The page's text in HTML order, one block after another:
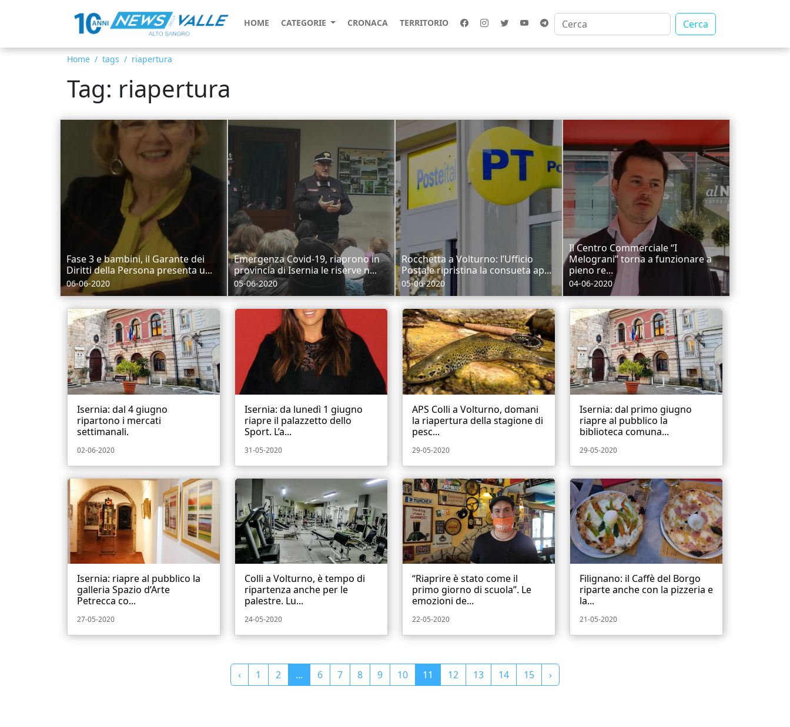
HOME CATEGORIE CRONACA TERRITORIO Cerca
Home tags riapertura
Tag: riapertura
Fase 3 e bambini, il Garante dei
Diritti della Persona presenta u...
06-06-2020
Emergenza Covid-19, riaprono in
provincia di Isernia le riserve n...
05-06-2020
Rocchetta a Volturno: l’Ufficio
Postale ripristina la consueta ap...
05-06-2020
Il Centro Commerciale “I
Melograni” torna a funzionare a
pieno re...
04-06-2020
Isernia: dal 4 giugno
ripartono i mercati
settimanali.
02-06-2020
Isernia: da lunedì 1 giugno
riapre il palazzetto dello
Sport. L’a...
31-05-2020
APS Colli a Volturno, domani
la riapertura della stagione di
pesc...
29-05-2020
Isernia: dal primo giugno
riapre al pubblico la
biblioteca comuna...
29-05-2020
Isernia: riapre al pubblico la
galleria Spazio d’Arte
Petrecca co...
27-05-2020
Colli a Volturno, è tempo di
ripartenza anche per le
palestre. Lu...
24-05-2020
“Riaprire è stato come il
primo giorno di scuola”. Le
emozioni de...
22-05-2020
Filignano: il Caffè del Borgo
riparte anche con la pizzeria e
la...
21-05-2020
‹ 1 2 ... 6 7 8 9 10 11 12 13 14 15 ›